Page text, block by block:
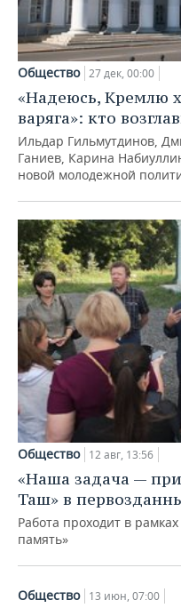
Общество 27 дек, 00:00
«Надеюсь, Кремлю
варяга»: кто
Ильдар Гильмутдинов,
Ганиев, Карина
новой молодежной
Общество 12 авг, 13:56
«Наша задача —
Таш» в
Работа проходит в
память»
Общество 13 июн, 07:00